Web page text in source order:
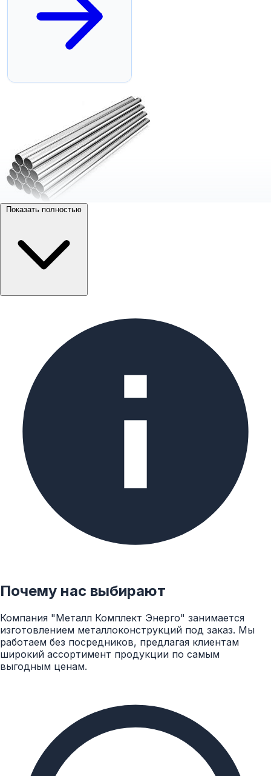
Трубы бесшовные изготавливаются методом горячего
шва. Бесшовные трубы имеют широкую область
автотракторостроении, и прочих направлениях
машиностроения, в химической и нефтедобывающей
промышленности, используются как насосно-
компрессорные трубы, а также в различных видах
коммунального хозяйства.
Существуют два основных способа изготовления
бесшовных труб:
Изготовление холоднокатных бесшовных труб
(прокат осуществляется при температурах ниже
температуры рекристаллизации, что обеспечивает
сохранение свойств железа – твердости,
пластичности и т.д.)
Изготовление горячекатных бесшовных труб (
прокат осуществляется при более высоких
температурах, в результате чего происходит
изменение свойств железа)
На нашем сайте вы можете найти и приобрести
Показать полностью
Почему нас выбирают
Компания "Металл Комплект Энерго" занимается
изготовлением металлоконструкций под заказ. Мы
работаем без посредников, предлагая клиентам
широкий ассортимент продукции по самым
выгодным ценам.